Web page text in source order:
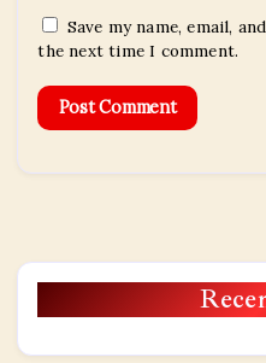
Save my name, email,
the next time I comment.